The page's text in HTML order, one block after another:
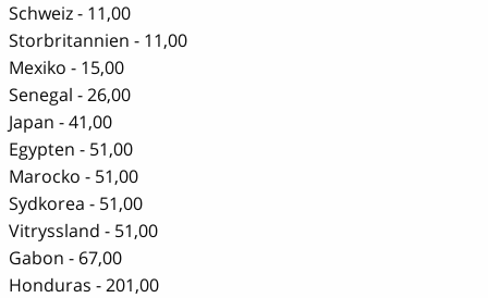
Schweiz - 11,00
Storbritannien - 11,00
Mexiko - 15,00
Senegal - 26,00
Japan - 41,00
Egypten - 51,00
Marocko - 51,00
Sydkorea - 51,00
Vitryssland - 51,00
Gabon - 67,00
Honduras - 201,00